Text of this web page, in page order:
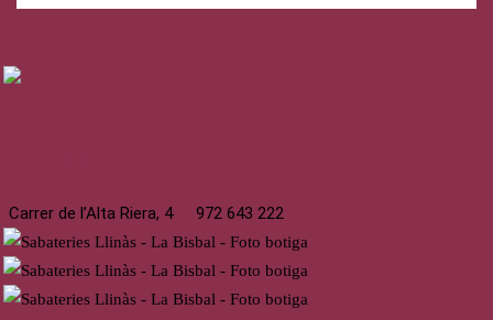
Carrer de l’Alta Riera, 4 972 643 222